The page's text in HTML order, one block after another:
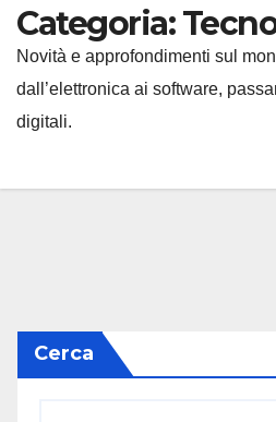
Categoria:
Novità e approfondimenti sul
dall’elettronica ai software,
digitali.
Cerca